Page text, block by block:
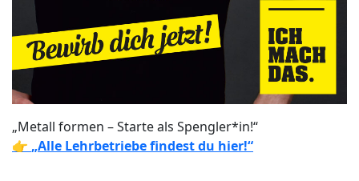
„Metall formen – Starte als Spengler*in!“
👉 „Alle Lehrbetriebe findest du hier!“